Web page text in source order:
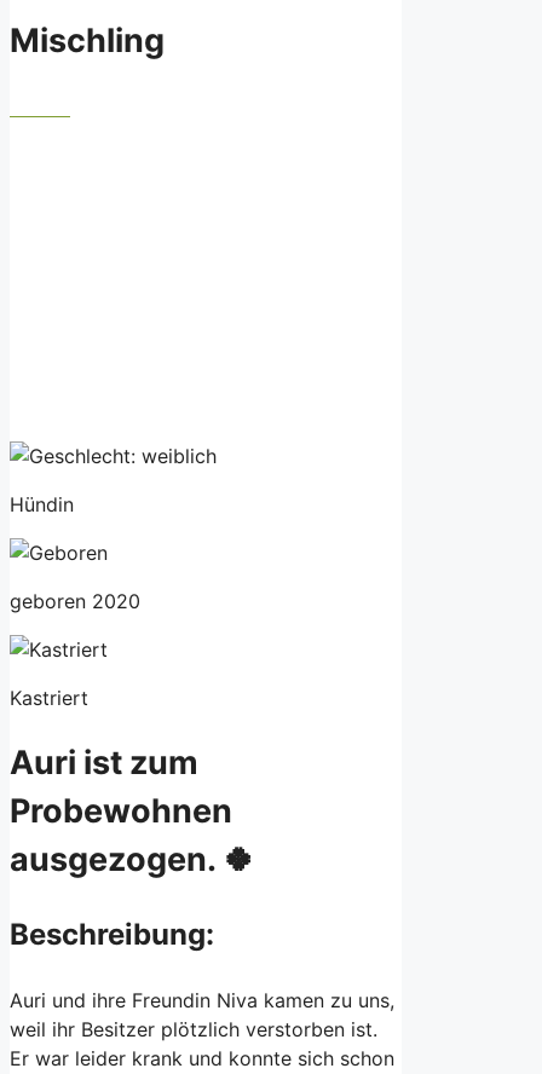
Mischling
Hündin
geboren 2020
Kastriert
Auri ist zum
Probewohnen
ausgezogen. 🍀
Beschreibung:
Auri und ihre Freundin Niva kamen zu uns,
weil ihr Besitzer plötzlich verstorben ist.
Er war leider krank und konnte sich schon